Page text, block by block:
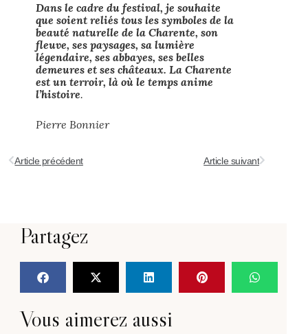
Dans le cadre du festival, je souhaite
que soient reliés tous les symboles de la
beauté naturelle de la Charente, son
fleuve, ses paysages, sa lumière
légendaire, ses abbayes, ses belles
demeures et ses châteaux. La Charente
est un terroir, là où le temps anime
l’histoire.
Pierre Bonnier
Article précédent Article suivant
Partagez
Vous aimerez aussi